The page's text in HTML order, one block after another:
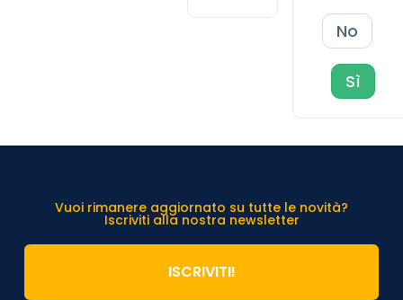
No
Sì
Vuoi rimanere aggiornato su tutte le novità?
Iscriviti alla nostra newsletter
ISCRIVITI!